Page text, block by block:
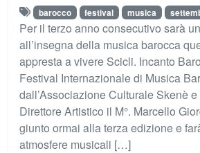
barocco festival musica
Per il terzo anno consecutivo sarà
all’insegna della musica barocca
appresta a vivere Scicli. Incanto
Festival Internazionale di Musica
dall’Associazione Culturale Skenè
Direttore Artistico il M°. Marcello
giunto ormai alla terza edizione e
atmosfere musicali […]